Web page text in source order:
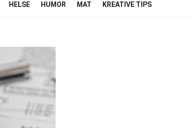
HELSE HUMOR MAT KREATIVE TIPS